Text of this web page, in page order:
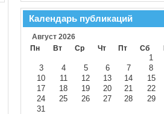
Календарь публикаций
Август 2026
Пн
Вт Ср Чт Пт Сб
1
3
4 5 6 7 8
10
11 12 13 14 15
17
18 19 20 21 22
24
25 26 27 28 29
31